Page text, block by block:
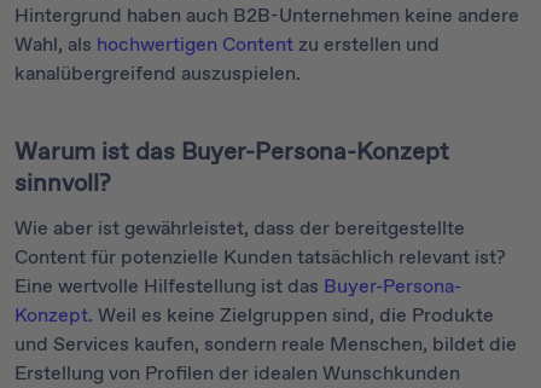
Hintergrund haben auch B2B-Unternehmen keine andere
Wahl, als hochwertigen Contentzu erstellen und
kanalübergreifend auszuspielen.
Warum ist das Buyer-Persona-Konzept
sinnvoll?
Wie aber ist gewährleistet, dass der bereitgestellte
Content für potenzielle Kunden tatsächlich relevant ist?
Eine wertvolle Hilfestellung ist das Buyer-Persona-
Konzept. Weil es keine Zielgruppen sind, die Produkte
und Services kaufen, sondern reale Menschen, bildet die
Erstellung von Profilen der idealen Wunschkunden